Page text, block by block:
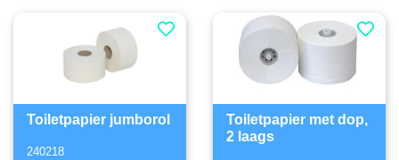
Toiletpapier jumborol
240218
Toiletpapier met dop,
2 laags